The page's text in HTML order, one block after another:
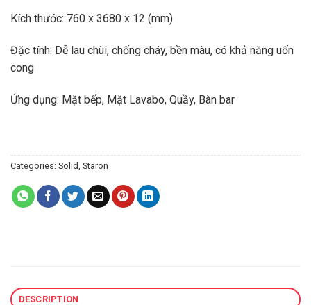
Kích thước: 760 x 3680 x 12 (mm)
Đặc tính: Dễ lau chùi, chống cháy, bền màu, có khả năng uốn
cong
Ứng dụng: Mặt bếp, Mặt Lavabo, Quầy, Bàn bar
Categories: Solid Staron
DESCRIPTION